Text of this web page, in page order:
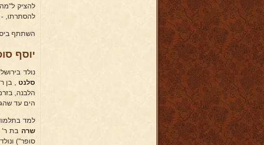
להציק
להסתרתו, -
השתתף
יוסף
נולד בירושלים,
סלנט , בן
הלבנה,
הים עד
למד
שרה בת ר'